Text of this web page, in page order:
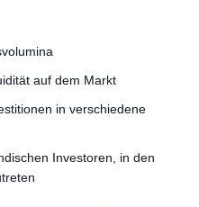
auf dem Markt
in verschiedene
Investoren, in den